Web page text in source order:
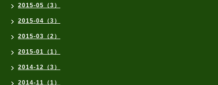
2015-05（3）
2015-04（3）
2015-03（2）
2015-01（1）
2014-12（3）
2014-11（1）